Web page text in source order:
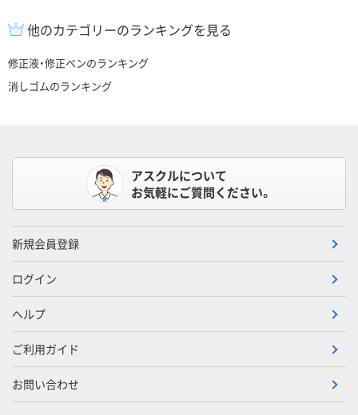
他のカテゴリーのランキングを見る
修正液・修正ペンのランキング
消しゴムのランキング
アスクルについて
お気軽にご質問ください。
新規会員登録
ログイン
ヘルプ
ご利用ガイド
お問い合わせ